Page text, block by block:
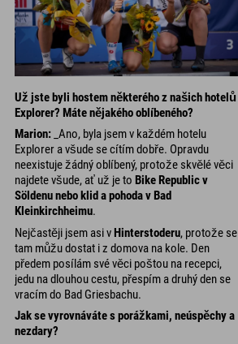
Už jste byli hostem některého z našich hotelů
Explorer? Máte nějakého oblíbeného?
Marion: _Ano, byla jsem v každém hotelu
Explorer a všude se cítím dobře. Opravdu
neexistuje žádný oblíbený, protože skvělé věci
najdete všude, ať už je to Bike Republic v
Söldenu nebo klid a pohoda v Bad
Kleinkirchheimu.
Nejčastěji jsem asi vHinterstoderu, protože se
tam můžu dostat i z domova na kole. Den
předem posílám své věci poštou na recepci,
jedu na dlouhou cestu, přespím a druhý den se
vracím do Bad Griesbachu.
Jak se vyrovnáváte s porážkami, neúspěchy a
nezdary?